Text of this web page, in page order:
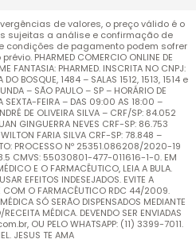
de valores, o preço válido é o
sujeitas a análise e confirmação de
condições de pagamento podem sofrer
PHARMED COMERCIO ONLINE DE
FANTASIA: PHARMED. INSCRITA NO CNPJ:
BOSQUE, 1484 – SALAS 1512, 1513, 1514 e
– SÃO PAULO – SP – HORÁRIO DE
SEXTA-FEIRA – DAS 09:00 AS 18:00 –
DE OLIVEIRA SILVA – CRF/SP: 84.052
GINGUERRA NEVES CRF-SP: 86.753
FARIA SILVA CRF-SP: 78.848 –
PROCESSO Nº 25351.086208/2020-19
CMVS: 55030801-477-011616-1-0. EM
E O FARMACÊUTICO, LEIA A BULA.
EFEITOS INDESEJADOS. EVITE A
COM O FARMACÊUTICO RDC 44/2009.
SÓ SERÃO DISPENSADOS MEDIANTE
MÉDICA. DEVENDO SER ENVIADAS
OU PELO WHATSAPP: (11) 3399-7011.
JESUS TE AMA